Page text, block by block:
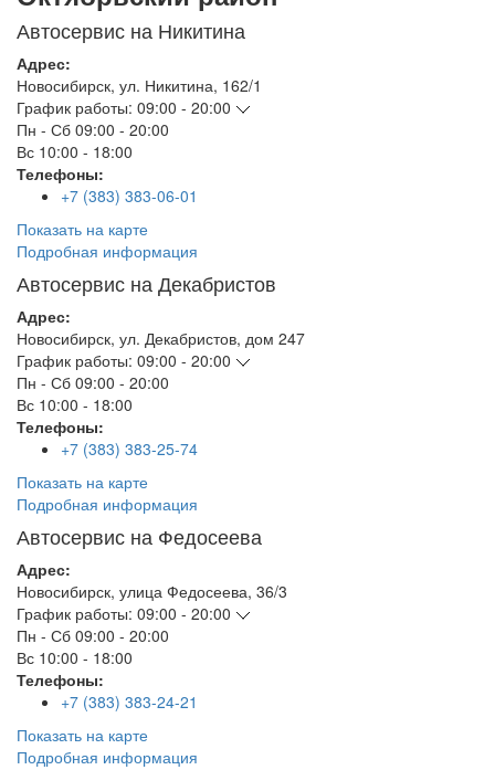
Автосервис на Никитина
Адрес:
Новосибирск, ул. Никитина, 162/1
График работы: 09:00 - 20:00
Пн - Сб 09:00 - 20:00
Вс 10:00 - 18:00
Телефоны:
+7 (383) 383-06-01
Показать на карте
Подробная информация
Автосервис на Декабристов
Адрес:
Новосибирск, ул. Декабристов, дом 247
График работы: 09:00 - 20:00
Пн - Сб 09:00 - 20:00
Вс 10:00 - 18:00
Телефоны:
+7 (383) 383-25-74
Показать на карте
Подробная информация
Автосервис на Федосеева
Адрес:
Новосибирск, улица Федосеева, 36/3
График работы: 09:00 - 20:00
Пн - Сб 09:00 - 20:00
Вс 10:00 - 18:00
Телефоны:
+7 (383) 383-24-21
Показать на карте
Подробная информация